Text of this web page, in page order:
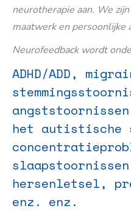
neurotherapie aan. We
maatwerk en persoonlijke
Neurofeedback wordt
ADHD/ADD,
het autistische
hersenletsel,
enz. enz.